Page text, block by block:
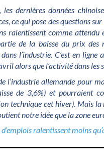
les dernières données
ce qui pose des questions
ralentissent comme
de la baisse du prix
l’industrie. C’est en
alors que l’activité dans les
l’industrie allemande pour
de 3,6%) et pourraient
technique cet hiver). Mais
notre idée que la zone
ralentissent moins